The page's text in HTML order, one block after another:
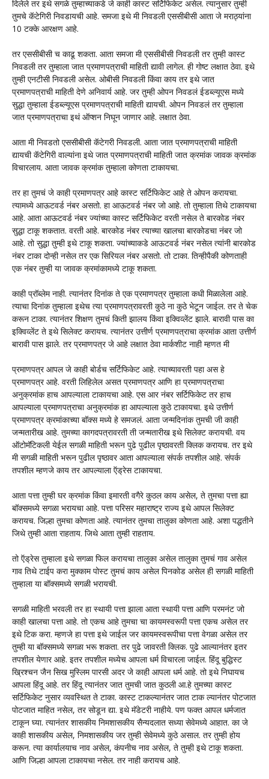
दिलेले तर इथे सगळे तुम्हाच्याकडे जे काही कास्ट सर्टिफिकेट असेल. त्यानुसार तुम्ही
तुमचे कॅटेगिरी निवडायची आहे. समजा इथे मी निवडली एससीबीसी आता जे मराठ्यांना
10 टक्के आरक्षण आहे.
तर एससीबीसी च काढू शकता. आता समजा मी एससीबीसी निवडली तर तुम्ही कास्ट
निवडली तर तुम्हाला जात प्रमाणपत्राची माहिती द्यावी लागेल. ही गोष्ट लक्षात ठेवा. इथे
तुम्ही एनटीसी निवडली असेल. ओबीसी निवडली किंवा काय तर इथे जात
प्रमाणपत्राची माहिती देणे अनिवार्य आहे. जर तुम्ही ओपन निवडलं ईडब्ल्यूएस मध्ये
सुद्धा तुम्हाला ईडब्ल्यूएस प्रमाणपत्राची माहिती द्यायची. ओपन निवडलं तर तुम्हाला
जात प्रमाणपत्राचा इथं ऑप्शन निघून जाणार आहे. लक्षात ठेवा.
आता मी निवडतो एससीबीसी कॅटेगरी निवडली. आता जात प्रमाणपत्राची माहिती
द्यायची कॅटेगिरी वाल्यांना इथे जात प्रमाणपत्राची माहिती जात क्रमांक जावक क्रमांक
विचारलाय. आता जावक क्रमांक तुम्हाला कोणता टाकायचा.
तर हा तुमचं जे काही प्रमाणपत्र आहे कास्ट सर्टिफिकेट आहे ते ओपन करायचा.
त्यामध्ये आऊटवर्ड नंबर असतो. हा आऊटवर्ड नंबर जो आहे. तो तुम्हाला तिथे टाकायचा
आहे. आता आऊटवर्ड नंबर ज्यांच्या कास्ट सर्टिफिकेट वरती नसेल ते बारकोड नंबर
सुद्धा टाकू शकतात. वरती आहे. बारकोड नंबर त्याच्या खालचा बारकोडचा नंबर जो
आहे. तो सुद्धा तुम्ही इथे टाकू शकता. ज्यांच्याकडे आऊटवर्ड नंबर नसेल त्यांनी बारकोड
नंबर टाका दोन्ही नसेल तर एक सिरियल नंबर असतो. तो टाका. तिन्हीपैकी कोणताही
एक नंबर तुम्ही या जावक क्रमांकामध्ये टाकू शकता.
काही प्रॉब्लेम नाही. त्यानंतर दिनांक ते एक प्रमाणपत्र तुम्हाला कधी मिळालेला आहे.
त्याचा दिनांक तुम्हाला इथेच त्या प्रमाणपत्रावरती कुठे ना कुठे भेटून जाईल. तर ते चेक
करून टाका. त्यानंतर शिक्षण तुमचं किती झालय किंवा इक्विव्लेंट झाले. बारावी पास का
इक्विव्लेंट ते इथे सिलेक्ट करायच. त्यानंतर उत्तीर्ण प्रमाणपत्राचा क्रमांक आता उत्तीर्ण
बारावी पास झाले. तर प्रमाणपत्र जे आहे लक्षात ठेवा मार्कशीट नाही म्हणत मी
प्रमाणपत्र आपल जे काही बोर्डच सर्टिफिकेट आहे. त्याच्यावरती पहा अस हे
प्रमाणपत्र आहे. वरती लिहिलेल असत प्रमाणपत्र आणि हा प्रमाणपत्राचा
अनुक्रमांक हाच आपल्याला टाकायचा आहे. एस आर नंबर सर्टिफिकेट तर हाच
आपल्याला प्रमाणपत्राचा अनुक्रमांक हा आपल्याला कुठे टाकायचा. इथे उत्तीर्ण
प्रमाणपत्र क्रमांकाच्या बॉक्स मध्ये हे समजलं. आता जन्मदिनांक तुमची जी काही
जन्मतारीख आहे. तुमच्या कागदपत्रावरती ती जन्मतारीख इथे सिलेक्ट करायची. वय
ऑटोमॅटिकली येईल सगळी माहिती भरून पुढे पुढील पृष्ठावरती क्लिक करायच. तर इथे
मी सगळी माहिती भरून पुढील पृष्ठावर आता आपल्याला संपर्क तपशील आहे. संपर्क
तपशील म्हणजे काय तर आपल्याला ऍड्रेस टाकायचा.
आता पत्ता तुम्ही घर क्रमांक किंवा इमारती वगैरे कुठल काय असेल, ते तुमचा पत्ता ह्या
बॉक्समध्ये सगळा भरायचा आहे. पत्ता परिसर महाराष्ट्र राज्य इथे आपल सिलेक्ट
करायच. जिल्हा तुमचा कोणता आहे. त्यानंतर तुमचा तालुका कोणता आहे. अशा पद्धतीने
जिथे तुम्ही आता राहताय. जिथे आता तुम्ही राहताय.
तो ऍड्रेस तुम्हाला इथे सगळा फिल करायचा तालुका असेल तालुका तुमचं गाव असेल
गाव तिथे टाईप करा मुक्काम पोस्ट तुमचं काय असेल पिनकोड असेल ही सगळी माहिती
तुम्हाला या बॉक्समध्ये सगळी भरायची.
सगळी माहिती भरवली तर हा स्थायी पत्ता झाला आता स्थायी पत्ता आणि परमनंट जो
काही खालचा पत्ता आहे. तो एकच आहे तुमचा चा कायमस्वरूपी पत्ता एकच असेल तर
इथे टिक करा. म्हणजे हा पत्ता इथे जाईल जर कायमस्वरूपीचा पत्ता वेगळा असेल तर
तुम्ही या बॉक्समध्ये सगळा भरू शकता. तर पुढे जावरती क्लिक. पुढे आल्यानंतर इतर
तपशील येणार आहे. इतर तपशील मध्येच आपला धर्म विचारला जाईल. हिंदू बुद्धिस्ट
ख्रिश्चन जैन सिख मुस्लिम पारसी अदर जे काही आपला धर्म आहे. तो इथे निघायच
आपला हिंदू आहे. तर हिंदू त्यानंतर जात तुमची जात कुठली आ.हे तुमच्या कास्ट
सर्टिफिकेट नुसार व्यवस्थित ते टाका. कास्ट टाकल्यानंतर जात टाक ल्यानंतर पोटजात
पोटजात माहित नसेल, तर सोडून द्या. इथे मॅडेटरी नाहीये. पण फक्त आपल धर्मजात
टाकून घ्या. त्यानंतर शासकीय निमशासकीय सैन्यदलात सध्या सेवेमध्ये आहात. का जे
काही शासकीय असेल, निमशासकीय जर तुम्ही सेवेमध्ये कुठे असाल. तर तुम्ही होय
करून. त्या कार्यालयाच नाव असेल, कंपनीच नाव असेल, ते तुम्ही इथे टाकू शकता.
आणि जिल्हा आपला टाकायचा नसेल. तर नाही करायच आहे.